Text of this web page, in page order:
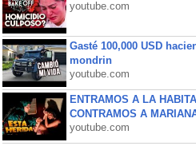
youtube.com
Gasté 100,000 USD
mondrin
youtube.com
ENTRAMOS A LA
CONTRAMOS A
youtube.com